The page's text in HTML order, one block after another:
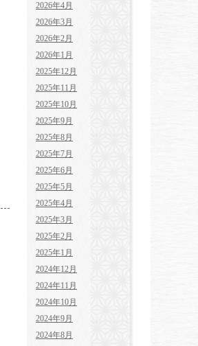
2026年4月
2026年3月
2026年2月
2026年1月
2025年12月
2025年11月
2025年10月
2025年9月
2025年8月
2025年7月
2025年6月
2025年5月
2025年4月
2025年3月
2025年2月
2025年1月
2024年12月
2024年11月
2024年10月
2024年9月
2024年8月